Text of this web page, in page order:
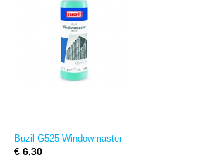
Buzil G525 Windowmaster
€ 6,30